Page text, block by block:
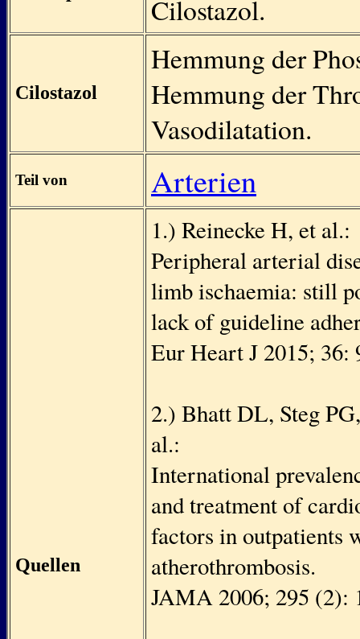
Cilostazol.
Cilostazol
Hemmung der
Hemmung der
Vasodilatation.
Teil von Arterien
Quellen
1.) Reinecke H, et al.:
Peripheral arterial
limb ischaemia: still
lack of guideline
Eur Heart J 2015; 36:
2.) Bhatt DL, Steg
al.:
International
and treatment of
factors in outpatients
atherothrombosis.
JAMA 2006; 295 (2):